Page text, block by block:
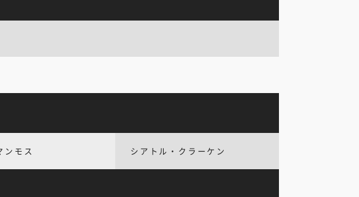
ンモス シアトル・クラーケン